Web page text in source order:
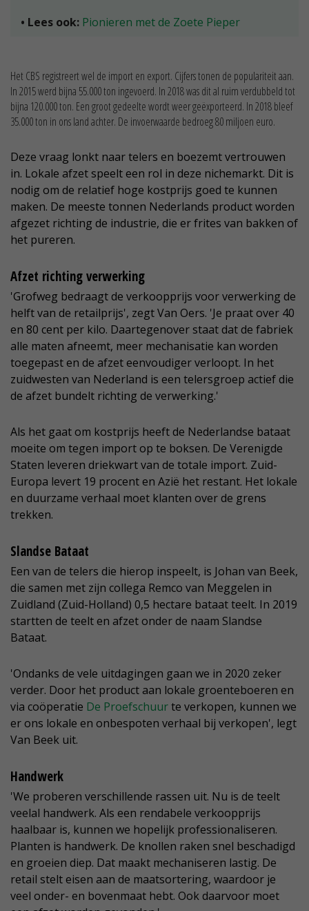
• Lees ook: Pionieren met de Zoete Pieper
Het CBS registreert wel de import en export. Cijfers tonen de populariteit aan.
In 2015 werd bijna 55.000 ton ingevoerd. In 2018 was dit al ruim verdubbeld tot
bijna 120.000 ton. Een groot gedeelte wordt weer geëxporteerd. In 2018 bleef
35.000 ton in ons land achter. De invoerwaarde bedroeg 80 miljoen euro.
Deze vraag lonkt naar telers en boezemt vertrouwen
in. Lokale afzet speelt een rol in deze nichemarkt. Dit is
nodig om de relatief hoge kostprijs goed te kunnen
maken. De meeste tonnen Nederlands product worden
afgezet richting de industrie, die er frites van bakken of
het pureren.
Afzet richting verwerking
'Grofweg bedraagt de verkoopprijs voor verwerking de
helft van de retailprijs', zegt Van Oers. 'Je praat over 40
en 80 cent per kilo. Daartegenover staat dat de fabriek
alle maten afneemt, meer mechanisatie kan worden
toegepast en de afzet eenvoudiger verloopt. In het
zuidwesten van Nederland is een telersgroep actief die
de afzet bundelt richting de verwerking.'
Als het gaat om kostprijs heeft de Nederlandse bataat
moeite om tegen import op te boksen. De Verenigde
Staten leveren driekwart van de totale import. Zuid-
Europa levert 19 procent en Azië het restant. Het lokale
en duurzame verhaal moet klanten over de grens
trekken.
Slandse Bataat
Een van de telers die hierop inspeelt, is Johan van Beek,
die samen met zijn collega Remco van Meggelen in
Zuidland (Zuid-Holland) 0,5 hectare bataat teelt. In 2019
startten de teelt en afzet onder de naam Slandse
Bataat.
'Ondanks de vele uitdagingen gaan we in 2020 zeker
verder. Door het product aan lokale groenteboeren en
via coöperatie De Proefschuurte verkopen, kunnen we
er ons lokale en onbespoten verhaal bij verkopen', legt
Van Beek uit.
Handwerk
'We proberen verschillende rassen uit. Nu is de teelt
veelal handwerk. Als een rendabele verkoopprijs
haalbaar is, kunnen we hopelijk professionaliseren.
Planten is handwerk. De knollen raken snel beschadigd
en groeien diep. Dat maakt mechaniseren lastig. De
retail stelt eisen aan de maatsortering, waardoor je
veel onder- en bovenmaat hebt. Ook daarvoor moet